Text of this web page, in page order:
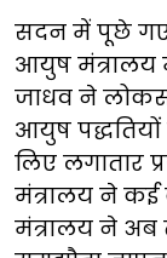
सदन में पूछे गए
आयुष मंत्रालय में
जाधव ने
आयुष
लिए लगातार
मंत्रालय ने कई
मंत्रालय ने